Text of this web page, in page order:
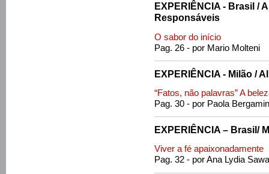
EXPERIÊNCIA - Brasil /
Responsáveis
O sabor do início
Pag. 26 - por Mario Molteni
EXPERIÊNCIA - Milão /
“Fatos, não palavras” A
Pag. 30 - por Paola
EXPERIÊNCIA – Brasil/
Viver a fé apaixonadamente
Pag. 32 - por Ana Lydia